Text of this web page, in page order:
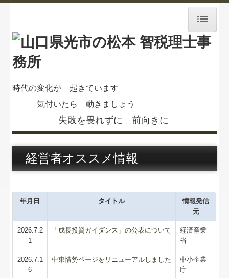
ホーム
お知らせ
事務所紹介
交通案内
業務案内
セミナー案内
リンク集
お問合せ
時代の変化が 起きています
気付いたら動きましょう
失敗を畏れずに 前向きに
経営者オススメ情報
年月日 タイトル
情報発信
元
2026.7.2
1
「成長投資ガイダンス」の公表について
経済産業
省
2026.7.1
6
中東情勢ページをリニューアルしました
中小企業
庁